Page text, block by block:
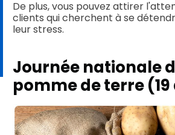
De plus, vous pouvez attirer
clients qui cherchent à se
leur stress.
Journée nationale
pomme de terre